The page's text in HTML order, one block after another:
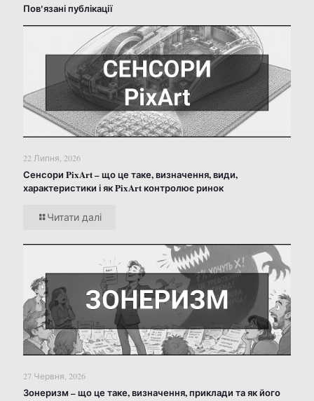
Пов'язані публікації
22 Липня, 2026
Сенсори PixArt – що це таке, визначення, види,
характеристики і як PixArt контролює ринок
Читати далі
27 Червня, 2026
Зонеризм – що це таке, визначення, приклади та як його